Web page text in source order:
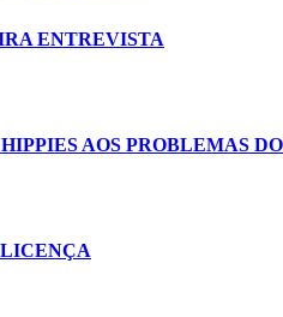
ENTREVISTA
AOS PROBLEMAS